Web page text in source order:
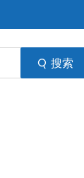
搜索